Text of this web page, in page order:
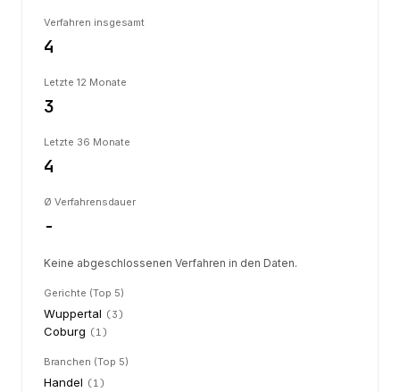
Verfahren insgesamt
4
Letzte 12 Monate
3
Letzte 36 Monate
4
Ø Verfahrensdauer
-
Keine abgeschlossenen Verfahren in den Daten.
Gerichte (Top 5)
Wuppertal (3)
Coburg (1)
Branchen (Top 5)
Handel (1)